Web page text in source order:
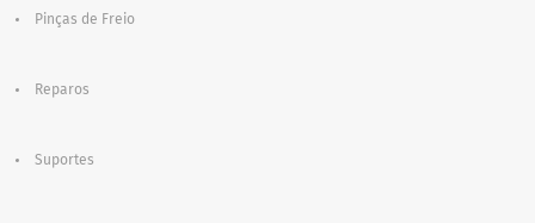
Pinças de Freio
Reparos
Suportes